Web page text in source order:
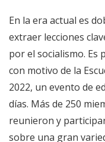
En la era actual es
extraer lecciones
por el socialismo.
con motivo de la
2022, un evento de
días. Más de 250
reunieron y
sobre una gran